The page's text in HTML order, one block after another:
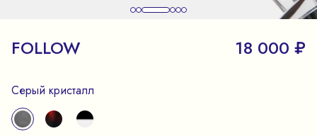
FOLLOW 18 000 ₽
Серый кристалл